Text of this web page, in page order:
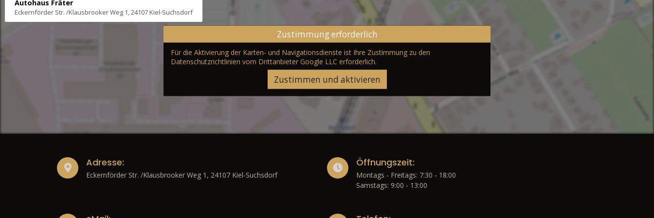
Autohaus Fräter
Eckernförder Str. /Klausbrooker Weg 1, 24107 Kiel-Suchsdorf
Zustimmung erforderlich
Für die Aktivierung der Karten- und Navigationsdienste ist Ihre Zustimmung zu den
Datenschutzrichtlinien vom Drittanbieter Google LLC erforderlich.
Zustimmen und aktivieren
Adresse:
Eckernförder Str. /Klausbrooker Weg 1, 24107 Kiel-Suchsdorf
Öffnungszeit:
Montags - Freitags: 7:30 - 18:00
Samstags: 9:00 - 13:00